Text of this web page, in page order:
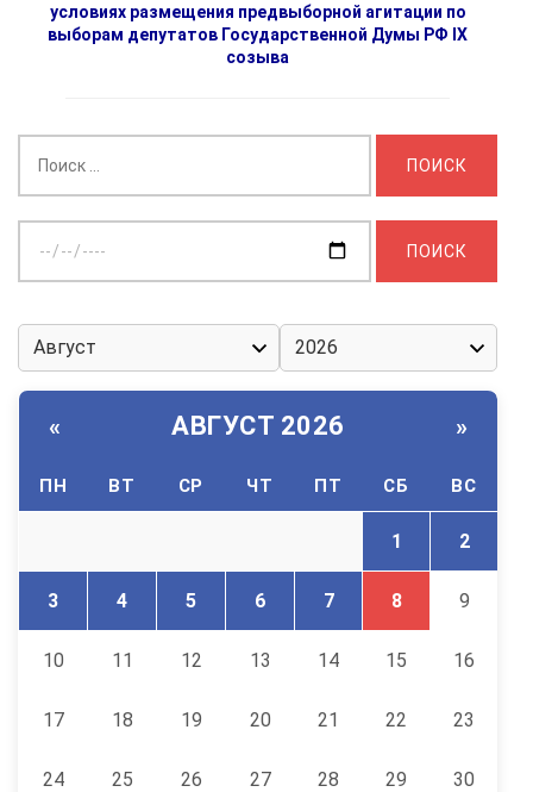
условиях размещения предвыборной агитации по
выборам депутатов Государственной Думы РФ IX
созыва
дату:
« АВГУСТ 2026 »
ПН ВТ СР ЧТ ПТ СБ ВС
1 2
3 4 5 6 7 8 9
10 11 12 13 14 15 16
17 18 19 20 21 22 23
24 25 26 27 28 29 30